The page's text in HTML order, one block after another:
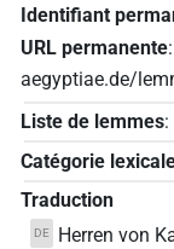
Identifiant
URL permanente:
aegyptiae.de/
Liste de lemmes:
Catégorie
Traduction
DE
Herren von